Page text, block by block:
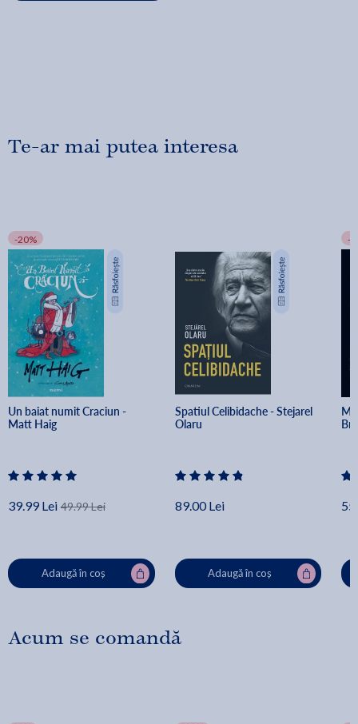
Te-ar mai putea interesa
-20%
Un baiat numit Craciun -
Matt Haig
39.99 Lei 49.99 Lei
Adaugă în coș
Spatiul Celibidache - Stejarel
Olaru
89.00 Lei
Adaugă în coș
-
Acum se comandă